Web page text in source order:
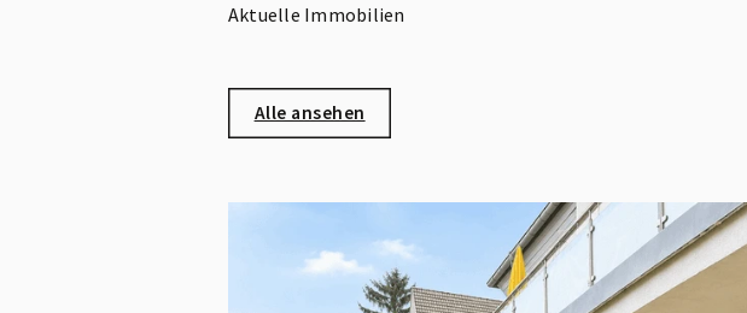
Aktuelle Immobilien
Alle ansehen